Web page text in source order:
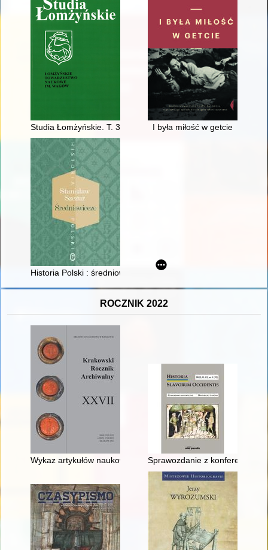
Studia Łomżyńskie. T. 31 (2021) I była miłość w getcie
Historia Polski : średniowiecze
ROCZNIK 2022
Wykaz artykułów naukowych i popularyzatorskich Szczepana
Sprawozdanie z konferencji